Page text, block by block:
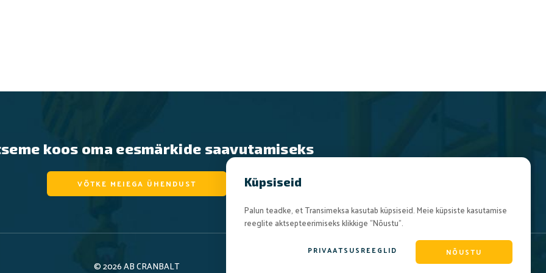
koos oma eesmärkide saavutamiseks
VÕTKE MEIEGA ÜHENDUST
© 2026 AB CRANBALT Made Visible By
Küpsiseid
Palun teadke, et Transimeksa kasutab küpsiseid. Meie küpsiste kasutamise
reeglite aktsepteerimiseks klikkige "Nõustu".
PRIVAATSUSREEGLID NÕUSTU